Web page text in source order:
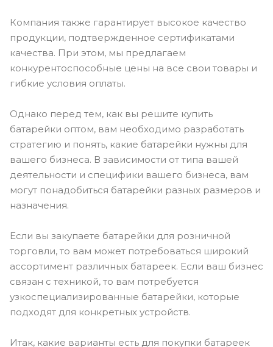
Компания также гарантирует высокое качество
продукции, подтвержденное сертификатами
качества. При этом, мы предлагаем
конкурентоспособные цены на все свои товары и
гибкие условия оплаты.
Однако перед тем, как вы решите купить
батарейки оптом, вам необходимо разработать
стратегию и понять, какие батарейки нужны для
вашего бизнеса. В зависимости от типа вашей
деятельности и специфики вашего бизнеса, вам
могут понадобиться батарейки разных размеров и
назначения.
Если вы закупаете батарейки для розничной
торговли, то вам может потребоваться широкий
ассортимент различных батареек. Если ваш бизнес
связан с техникой, то вам потребуется
узкоспециализированные батарейки, которые
подходят для конкретных устройств.
Итак, какие варианты есть для покупки батареек